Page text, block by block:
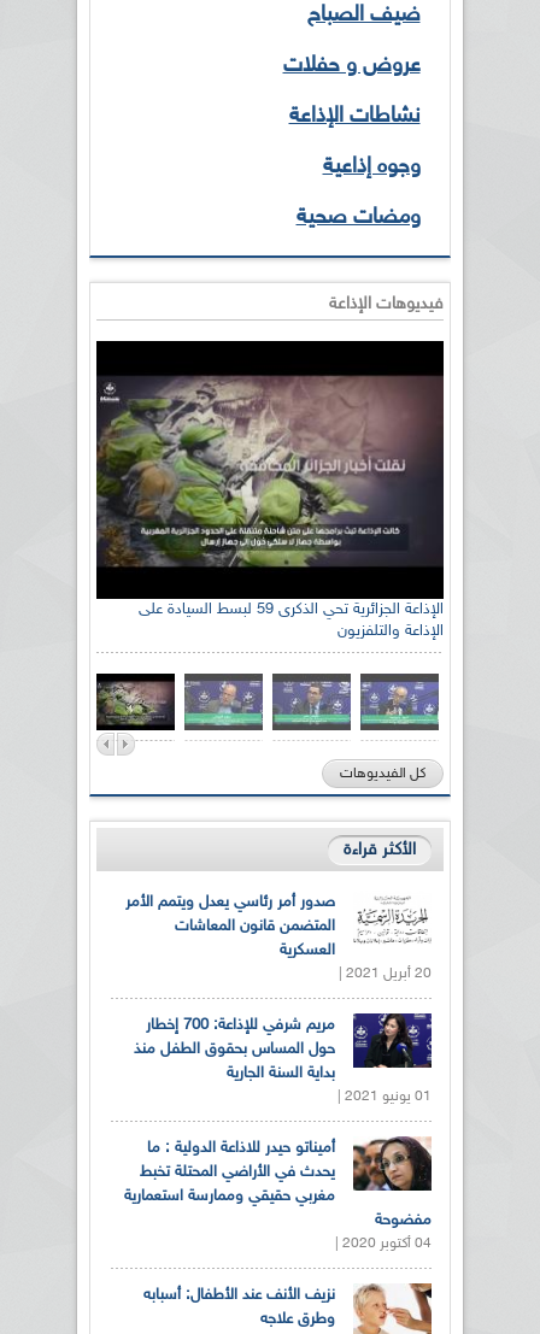
ضيف الصباح
عروض و حفلات
نشاطات الإذاعة
وجوه إذاعية
ومضات صحية
فيديوهات الإذاعة
الإذاعة الجزائرية تحي الذكرى 59 لبسط السيادة على
الإذاعة والتلفزيون
كل الفيديوهات
الأكثر قراءة
صدور أمر رئاسي يعدل ويتمم الأمر
المتضمن قانون المعاشات
العسكرية
20 أبريل 2021 |
مريم شرفي للإذاعة: 700 إخطار
حول المساس بحقوق الطفل منذ
بداية السنة الجارية
01 يونيو 2021 |
أميناتو حيدر للاذاعة الدولية : ما
يحدث في الأراضي المحتلة تخبط
مغربي حقيقي وممارسة استعمارية
مفضوحة
04 أكتوبر 2020 |
نزيف الأنف عند الأطفال: أسبابه
وطرق علاجه